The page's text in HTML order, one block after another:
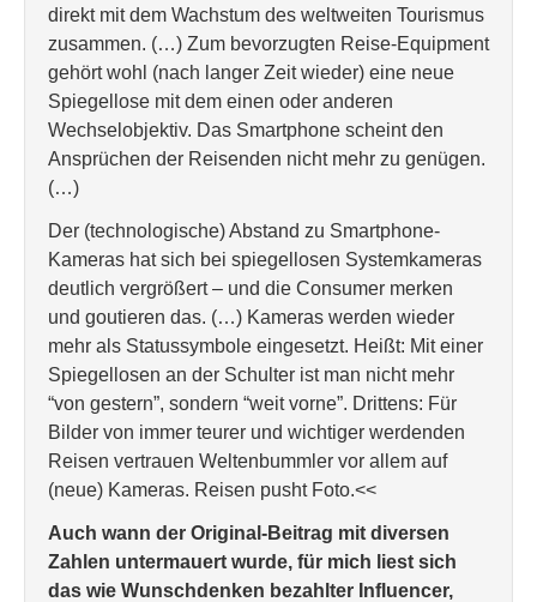
direkt mit dem Wachstum des weltweiten Tourismus
zusammen. (…) Zum bevorzugten Reise-Equipment
gehört wohl (nach langer Zeit wieder) eine neue
Spiegellose mit dem einen oder anderen
Wechselobjektiv. Das Smartphone scheint den
Ansprüchen der Reisenden nicht mehr zu genügen.
(…)
Der (technologische) Abstand zu Smartphone-
Kameras hat sich bei spiegellosen Systemkameras
deutlich vergrößert – und die Consumer merken
und goutieren das. (…) Kameras werden wieder
mehr als Statussymbole eingesetzt. Heißt: Mit einer
Spiegellosen an der Schulter ist man nicht mehr
“von gestern”, sondern “weit vorne”. Drittens: Für
Bilder von immer teurer und wichtiger werdenden
Reisen vertrauen Weltenbummler vor allem auf
(neue) Kameras. Reisen pusht Foto.<<
Auch wann der Original-Beitrag mit diversen
Zahlen untermauert wurde, für mich liest sich
das wie Wunschdenken bezahlter Influencer,